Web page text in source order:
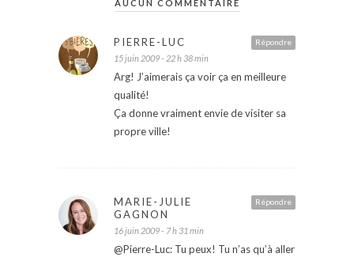
AUCUN COMMENTAIRE
Répondre
PIERRE-LUC
15 juin 2009 - 22 h 38 min
Arg! J’aimerais ça voir ça en meilleure
qualité!
Ça donne vraiment envie de visiter sa
propre ville!
Répondre
MARIE-JULIE
GAGNON
16 juin 2009 - 7 h 31 min
@Pierre-Luc: Tu peux! Tu n’as qu’à aller